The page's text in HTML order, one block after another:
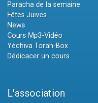
Paracha de la semaine
Fêtes Juives
News
Cours Mp3-Vidéo
Yéchiva Torah-Box
Dédicacer un cours
L'association